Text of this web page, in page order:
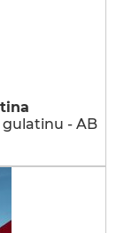
gulatinu - AB